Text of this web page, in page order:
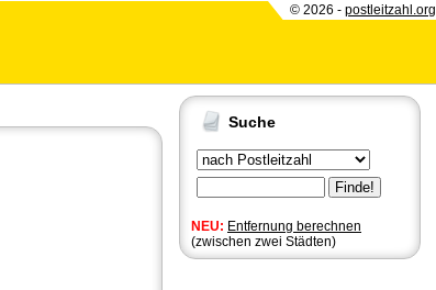
© 2026 - postleitzahl.org
Suche
NEU: Entfernung berechnen
(zwischen zwei Städten)